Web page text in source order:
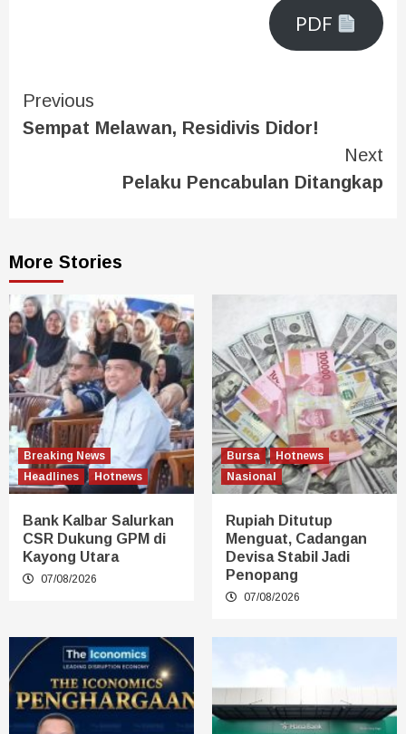
PDF
Previous
Sempat Melawan, Residivis Didor!
Next
Pelaku Pencabulan Ditangkap
More Stories
Breaking News
Headlines
Hotnews
Bank Kalbar Salurkan
CSR Dukung GPM di
Kayong Utara
07/08/2026
Bursa
Hotnews
Nasional
Rupiah Ditutup
Menguat, Cadangan
Devisa Stabil Jadi
Penopang
07/08/2026